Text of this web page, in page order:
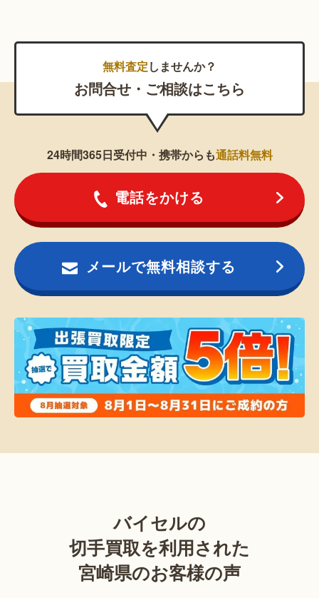
無料査定しませんか？
お問合せ・ご相談はこちら
24時間365日受付中・携帯からも通話料無料
電話をかける
メールで無料相談する
バイセルの
切手買取を利用された
宮崎県のお客様の声